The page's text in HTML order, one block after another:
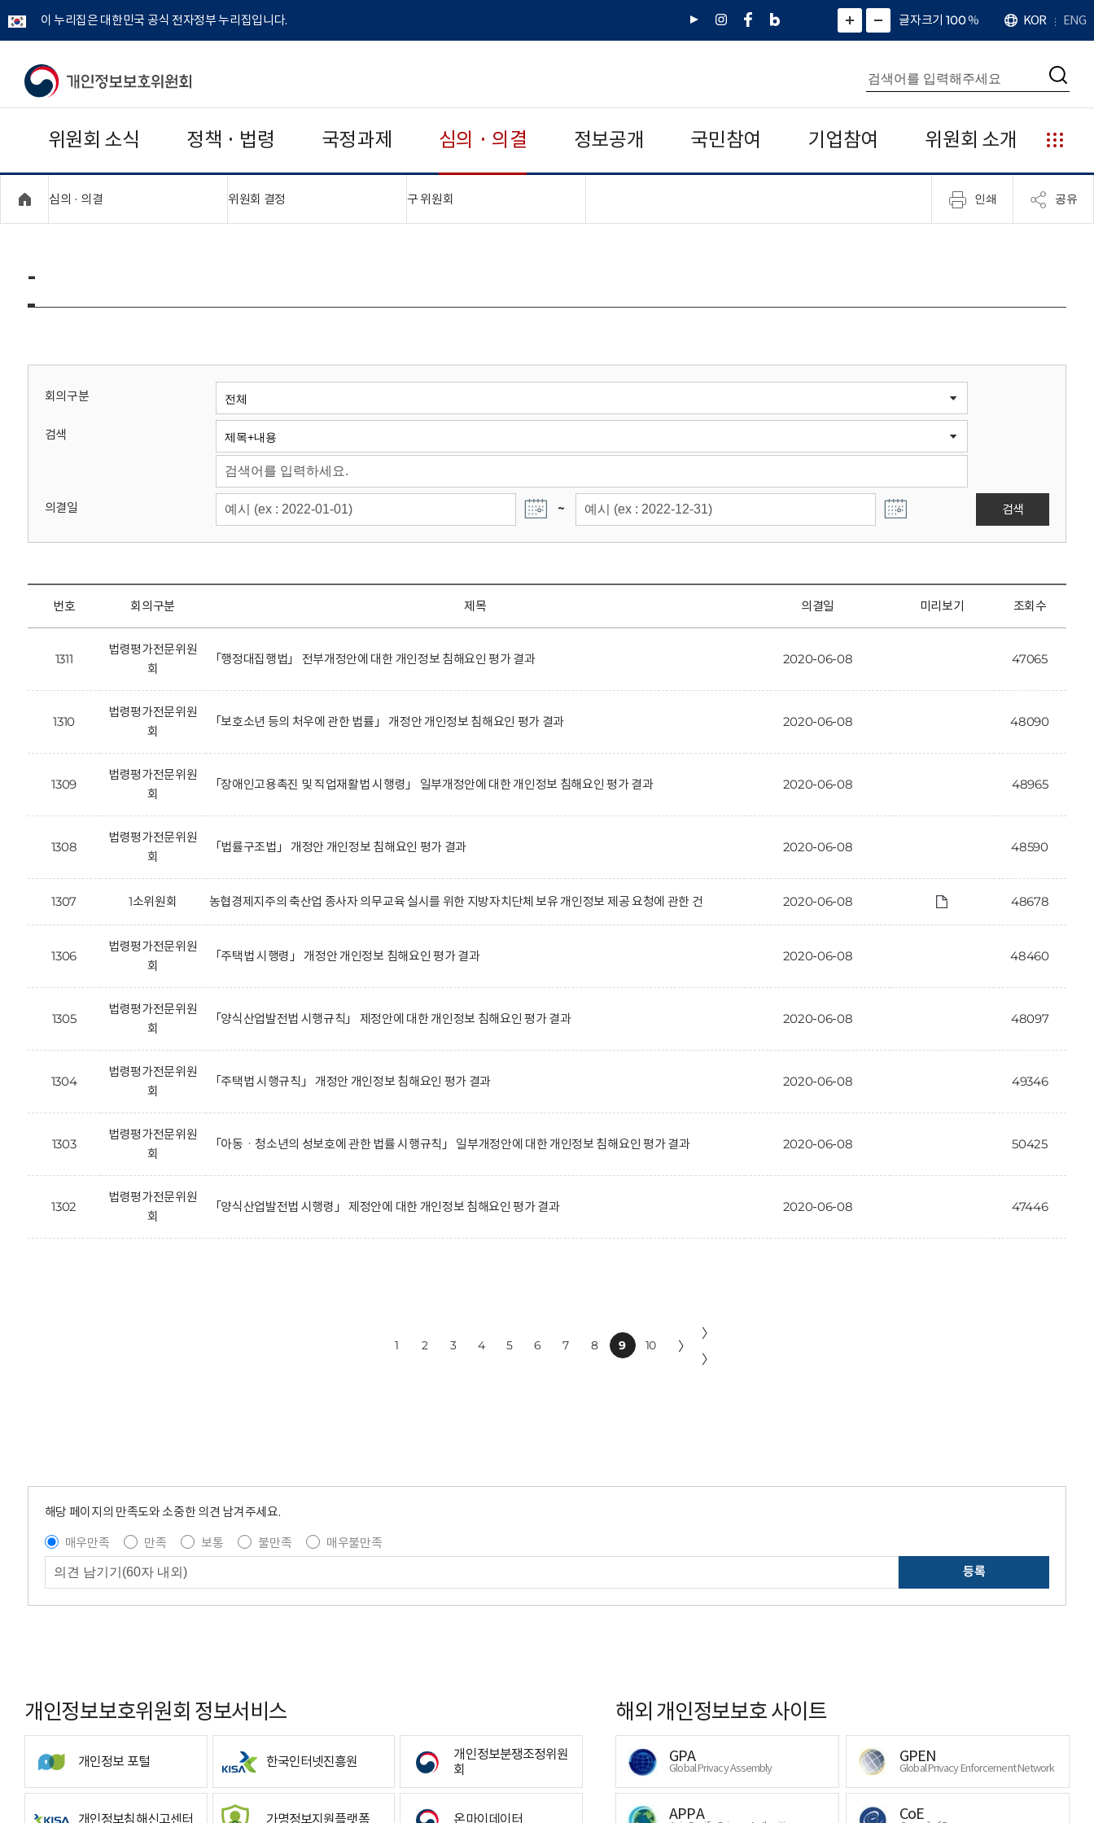
이 누리집은 대한민국 공식 전자정부 누리집입니다.
유
인
페
네
그
)
화
면
면
소
확
대
치
글자크기 100%
언
어
KOR ENG
개
보
보
위
회
통
합
검
색
검
위원회 소식 정책 · 법령 국정과제 심의 · 의결 정보공개 국민참여 기업참여 위원회 소개
누
리
집
안
심의 · 의결 위원회 결정 구 위원회 인쇄 공유
-
회의구분
검색
의결일 ~ 검색
번호 회의구분 제목 의결일 미리보기 조회수
1311
법령평가전문위원
회
「행정대집행법」 전부개정안에 대한 개인정보 침해요인 평가 결과 2020-06-08 47065
1310
법령평가전문위원
회
「보호소년 등의 처우에 관한 법률」 개정안 개인정보 침해요인 평가 결과 2020-06-08 48090
1309
법령평가전문위원
회
「장애인고용촉진 및 직업재활법 시행령」 일부개정안에 대한 개인정보 침해요인 평가 결과 2020-06-08 48965
1308
법령평가전문위원
회
「법률구조법」 개정안 개인정보 침해요인 평가 결과 2020-06-08 48590
1307 1소위원회 농협경제지주의 축산업 종사자 의무교육 실시를 위한 지방자치단체 보유 개인정보 제공 요청에 관한 건 2020-06-08 48678
1306
법령평가전문위원
회
「주택법 시행령」 개정안 개인정보 침해요인 평가 결과 2020-06-08 48460
1305
법령평가전문위원
회
「양식산업발전법 시행규칙」 제정안에 대한 개인정보 침해요인 평가 결과 2020-06-08 48097
1304
법령평가전문위원
회
「주택법 시행규칙」 개정안 개인정보 침해요인 평가 결과 2020-06-08 49346
1303
법령평가전문위원
회
「아동ㆍ청소년의 성보호에 관한 법률 시행규칙」 일부개정안에 대한 개인정보 침해요인 평가 결과 2020-06-08 50425
1302
법령평가전문위원
회
「양식산업발전법 시행령」 제정안에 대한 개인정보 침해요인 평가 결과 2020-06-08 47446
1 2 3 4 5 6 7 8 9 10 〉
〉
〉
해당 페이지의 만족도와 소중한 의견 남겨주세요.
매우만족
만족 보통 불만족
매우불만족
등록
개인정보보호위원회 정보서비스
개인정보 포털 한국인터넷진흥원
개인정보분쟁조정위원
회
개인정보침해신고센터 가명정보지원플랫폼 온마이데이터
해외 개인정보보호 사이트
GPA
Global Privacy Assembly
GPEN
Global Privacy Enforcement Network
APPA CoE